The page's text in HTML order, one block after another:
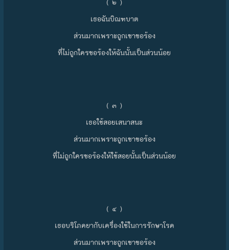
เธอฉันบิณฑบาต
ส่วนมากเพราะถูกเขาขอร้อง
ที่ไม่ถูกใครขอร้องให้ฉันนั้นเป็นส่วนน้อย
( ๓ )
เธอใช้สอยเสนาสนะ
ส่วนมากเพราะถูกเขาขอร้อง
ที่ไม่ถูกใครขอร้องให้ใช้สอยนั้นเป็นส่วนน้อย
( ๔ )
เธอบริโภคยากับเครื่องใช้ในการรักษาโรค
ส่วนมากเพราะถูกเขาขอร้อง